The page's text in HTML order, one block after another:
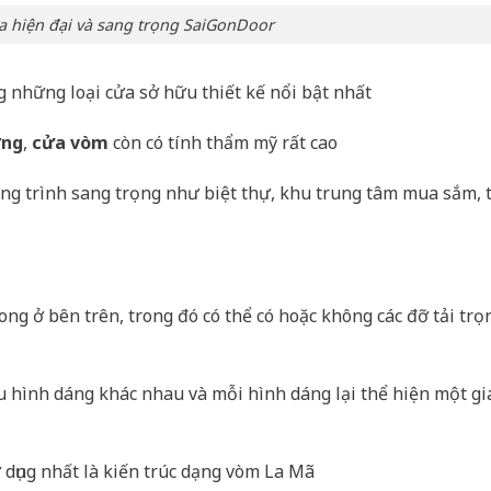
hiện đại và sang trọng SaiGonDoor
những loại cửa sở hữu thiết kế nổi bật nhất
, cửa vòm còn có tính thẩm mỹ rất cao
trình sang trọng như biệt thự, khu trung tâm mua sắm,
ở bên trên, trong đó có thể có hoặc không các đỡ tải
hình dáng khác nhau và mỗi hình dáng lại thể hiện một
nhất là kiến trúc dạng vòm La Mã